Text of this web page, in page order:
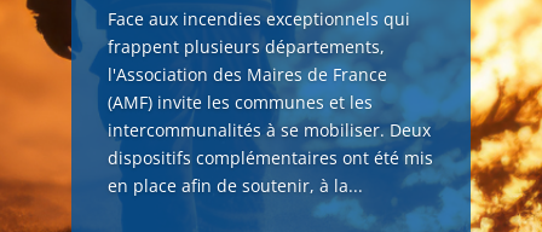
Face aux incendies exceptionnels qui
frappent plusieurs départements,
l'Association des Maires de France
(AMF) invite les communes et les
intercommunalités à se mobiliser. Deux
dispositifs complémentaires ont été mis
en place afin de soutenir, à la...